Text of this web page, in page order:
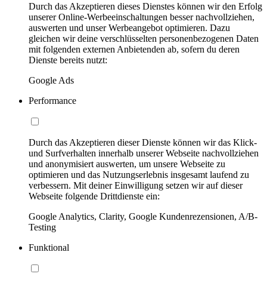
Durch das Akzeptieren dieses Dienstes können wir den Erfolg
unserer Online-Werbeeinschaltungen besser nachvollziehen,
auswerten und unser Werbeangebot optimieren. Dazu
gleichen wir deine verschlüsselten personenbezogenen Daten
mit folgenden externen Anbietenden ab, sofern du deren
Dienste bereits nutzt:
Google Ads
Performance
Durch das Akzeptieren dieser Dienste können wir das Klick-
und Surfverhalten innerhalb unserer Webseite nachvollziehen
und anonymisiert auswerten, um unsere Webseite zu
optimieren und das Nutzungserlebnis insgesamt laufend zu
verbessern. Mit deiner Einwilligung setzen wir auf dieser
Webseite folgende Drittdienste ein:
Google Analytics, Clarity, Google Kundenrezensionen, A/B-
Testing
Funktional